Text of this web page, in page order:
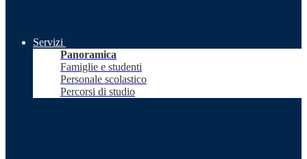
Servizi
Panoramica
Famiglie e studenti
Personale scolastico
Percorsi di studio